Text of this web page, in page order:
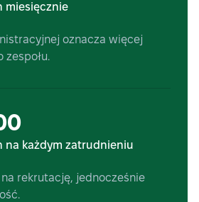
miesięcznie
oznacza więcej
zespołu.
na każdym zatrudnieniu
rekrutację, jednocześnie